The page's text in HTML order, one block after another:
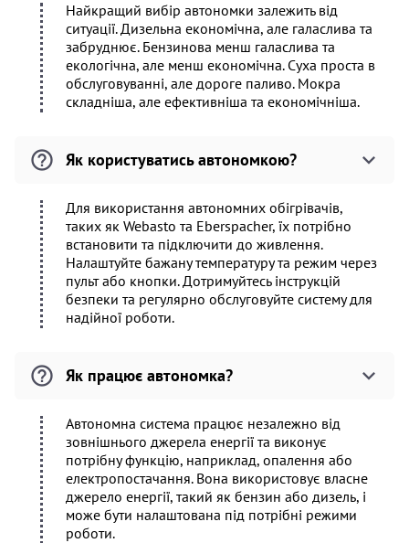
Найкращий вибір автономки залежить від
ситуації. Дизельна економічна, але галаслива та
забруднює. Бензинова менш галаслива та
екологічна, але менш економічна. Суха проста в
обслуговуванні, але дороге паливо. Мокра
складніша, але ефективніша та економічніша.
Як користуватись автономкою?
Для використання автономних обігрівачів,
таких як Webasto та Eberspacher, їх потрібно
встановити та підключити до живлення.
Налаштуйте бажану температуру та режим через
пульт або кнопки. Дотримуйтесь інструкцій
безпеки та регулярно обслуговуйте систему для
надійної роботи.
Як працює автономка?
Автономна система працює незалежно від
зовнішнього джерела енергії та виконує
потрібну функцію, наприклад, опалення або
електропостачання. Вона використовує власне
джерело енергії, такий як бензин або дизель, і
може бути налаштована під потрібні режими
роботи.